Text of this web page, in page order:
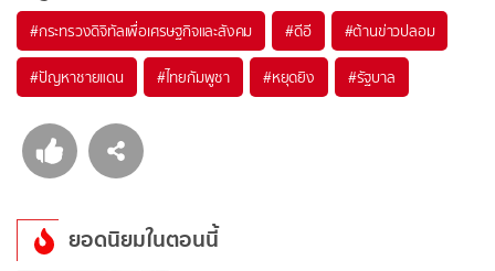
#กระทรวงดิจิทัลเพื่อเศรษฐกิจและสังคม #ดีอี #ต้านข่าวปลอม
#ปัญหาชายแดน #ไทยกัมพูชา #หยุดยิง #รัฐบาล
ยอดนิยมในตอนนี้